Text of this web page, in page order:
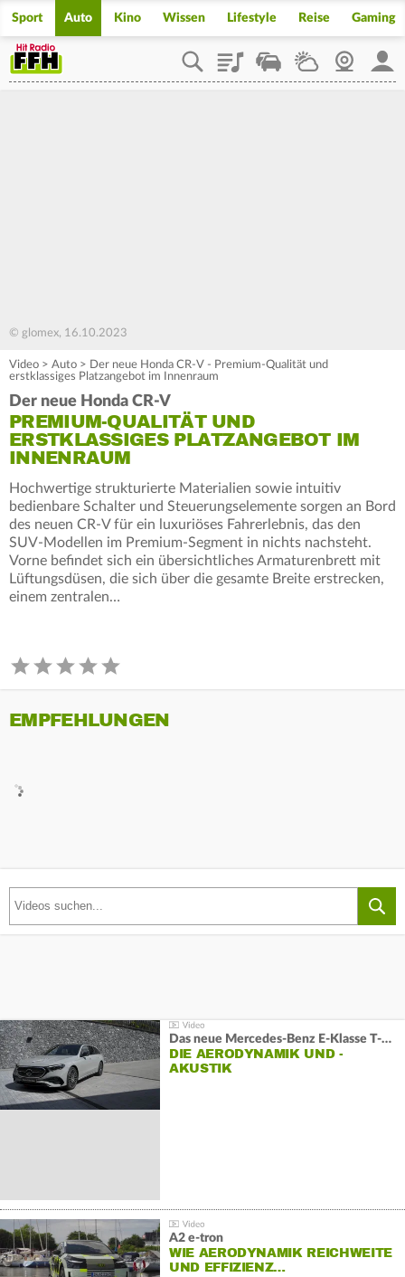
Sport Auto Kino Wissen Lifestyle Reise Gaming
PlaylistStaupilotWetterWebcam
© glomex, 16.10.2023
Video > Auto > Der neue Honda CR-V - Premium-Qualität und
erstklassiges Platzangebot im Innenraum
Der neue Honda CR-V
PREMIUM-QUALITÄT UND
ERSTKLASSIGES PLATZANGEBOT IM
INNENRAUM
Hochwertige strukturierte Materialien sowie intuitiv
bedienbare Schalter und Steuerungselemente sorgen an Bord
des neuen CR-V für ein luxuriöses Fahrerlebnis, das den
SUV-Modellen im Premium-Segment in nichts nachsteht.
Vorne befindet sich ein übersichtliches Armaturenbrett mit
Lüftungsdüsen, die sich über die gesamte Breite erstrecken,
einem zentralen…
EMPFEHLUNGEN
Das neue Mercedes-Benz E-Klasse T-Modell
DIE AERODYNAMIK UND -
AKUSTIK
A2 e-tron
WIE AERODYNAMIK REICHWEITE
UND EFFIZIENZ…